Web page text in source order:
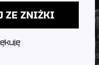
ZE ZNIŻKI